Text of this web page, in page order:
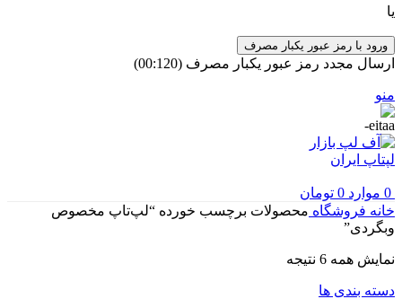
یا
ورود با رمز عبور یکبار مصرف
ارسال مجدد رمز عبور یکبار مصرف (00:
120
)
منو
0 موارد 0 تومان
خانه فروشگاه محصولات برچسب خورده “لپ‌تاپ مخصوص
وبگردی”
نمایش همه 6 نتیجه
دسته بندی ها